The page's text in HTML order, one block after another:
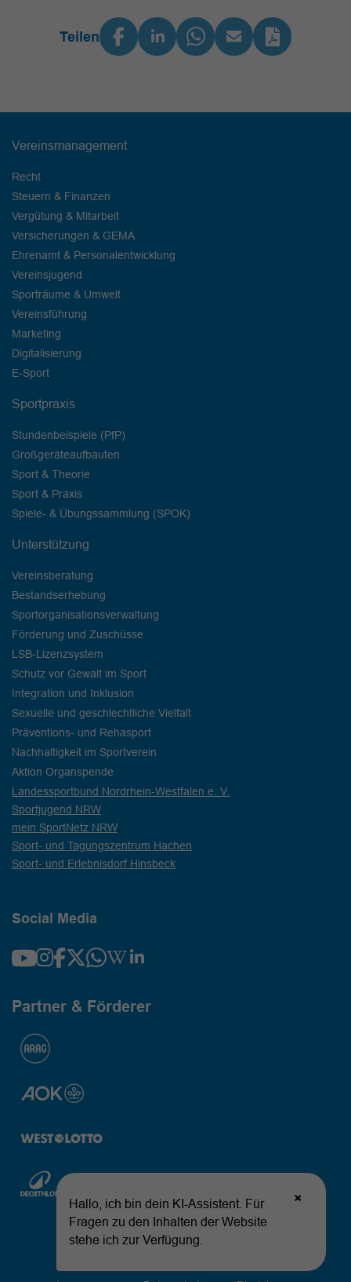
Teilen
Vereinsmanagement
Recht
Steuern & Finanzen
Vergütung & Mitarbeit
Versicherungen & GEMA
Ehrenamt & Personalentwicklung
Vereinsjugend
Sporträume & Umwelt
Vereinsführung
Marketing
Digitalisierung
E-Sport
Sportpraxis
Stundenbeispiele (PfP)
Großgeräteaufbauten
Sport & Theorie
Sport & Praxis
Spiele- & Übungssammlung (SPOK)
Unterstützung
Vereinsberatung
Bestandserhebung
Sportorganisationsverwaltung
Förderung und Zuschüsse
LSB-Lizenzsystem
Schutz vor Gewalt im Sport
Integration und Inklusion
Sexuelle und geschlechtliche Vielfalt
Präventions- und Rehasport
Nachhaltigkeit im Sportverein
Aktion Organspende
Landessportbund Nordrhein-Westfalen e. V.
Sportjugend NRW
mein SportNetz NRW
Sport- und Tagungszentrum Hachen
Sport- und Erlebnisdorf Hinsbeck
Social Media
Partner & Förderer